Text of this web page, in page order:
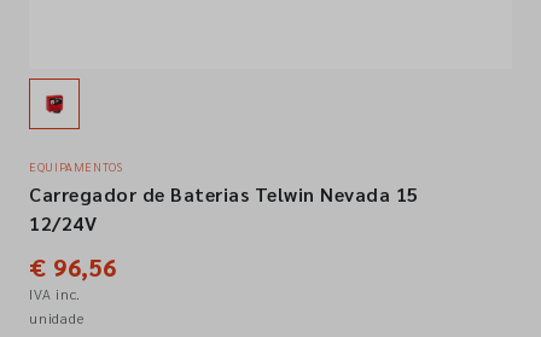
Contactos
Siga-nos nas redes sociais
EQUIPAMENTOS
Carregador de Baterias Telwin Nevada 15
12/24V
€ 96,56
IVA inc.
unidade